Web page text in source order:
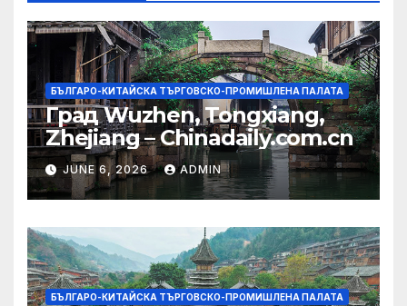
БЪЛГАРО-КИТАЙСКА ТЪРГОВСКО-ПРОМИШЛЕНА ПАЛАТА
Град Wuzhen, Tongxiang,
Zhejiang – Chinadaily.com.cn
JUNE 6, 2026 ADMIN
БЪЛГАРО-КИТАЙСКА ТЪРГОВСКО-ПРОМИШЛЕНА ПАЛАТА